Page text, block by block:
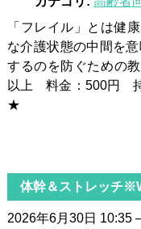
「フレイル」とは健
な介護状態の中間を
するのを防ぐための
以上 料金：500円
★
体幹＆ストレッチ
2026年6月30日 10:35